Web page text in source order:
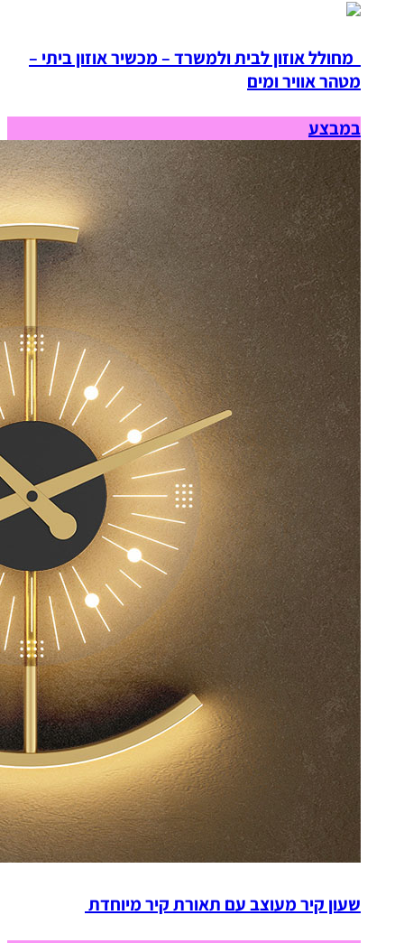
מחולל אוזון לבית ולמשרד – מכשיר אוזון ביתי –
מטהר אוויר ומים
במבצע
שעון קיר מעוצב עם תאורת קיר מיוחדת